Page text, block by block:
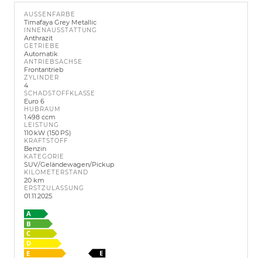
AUSSENFARBE
Timafaya Grey Metallic
INNENAUSSTATTUNG
Anthrazit
GETRIEBE
Automatik
ANTRIEBSACHSE
Frontantrieb
ZYLINDER
4
SCHADSTOFFKLASSE
Euro 6
HUBRAUM
1.498 ccm
LEISTUNG
110 kW (150 PS)
KRAFTSTOFF
Benzin
KATEGORIE
SUV/Geländewagen/Pickup
KILOMETERSTAND
20 km
ERSTZULASSUNG
01.11.2025